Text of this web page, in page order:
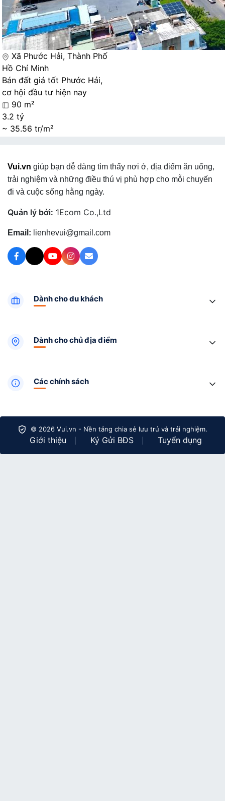
Xã Phước Hải, Thành Phố
Hồ Chí Minh
Bán đất giá tốt Phước Hải,
cơ hội đầu tư hiện nay
90 m²
3.2 tỷ
~ 35.56 tr/m²
Vui.vn giúp bạn dễ dàng tìm thấy nơi ở, địa điểm ăn uống,
trải nghiệm và những điều thú vị phù hợp cho mỗi chuyến
đi và cuộc sống hằng ngày.
Quản lý bởi: 1Ecom Co.,Ltd
Email: lienhevui@gmail.com
Dành cho du khách
Dành cho chủ địa điểm
Các chính sách
© 2026 Vui.vn - Nền tảng chia sẻ lưu trú và trải nghiệm.
Giới thiệu Ký Gửi BĐS Tuyển dụng